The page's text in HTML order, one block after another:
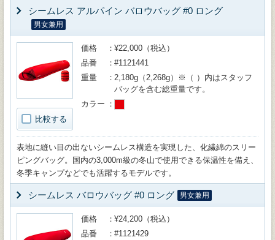
シームレス アルパイン バロウバッグ #0 ロング
男女兼用
比較する
価格
¥22,000（税込）
品番
#1121441
重量
2,180g（2,268g）※（ ）内はスタッフ
バッグを含む総重量です。
カラー
表地に縫い目の出ないシームレス構造を実現した、化繊綿のスリー
ピングバッグ。国内の3,000m級の冬山で使用できる保温性を備え、
冬季キャンプなどでも活躍するモデルです。
シームレス バロウバッグ #0 ロング 男女兼用
価格
¥24,200（税込）
品番
#1121429